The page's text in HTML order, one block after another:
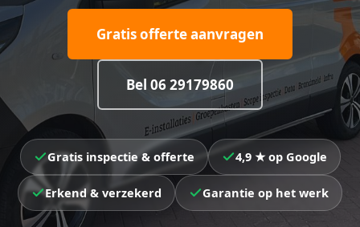
Gratis offerte aanvragen
Bel 06 29179860
Gratis inspectie & offerte 4,9 ★ op Google
Erkend & verzekerd Garantie op het werk